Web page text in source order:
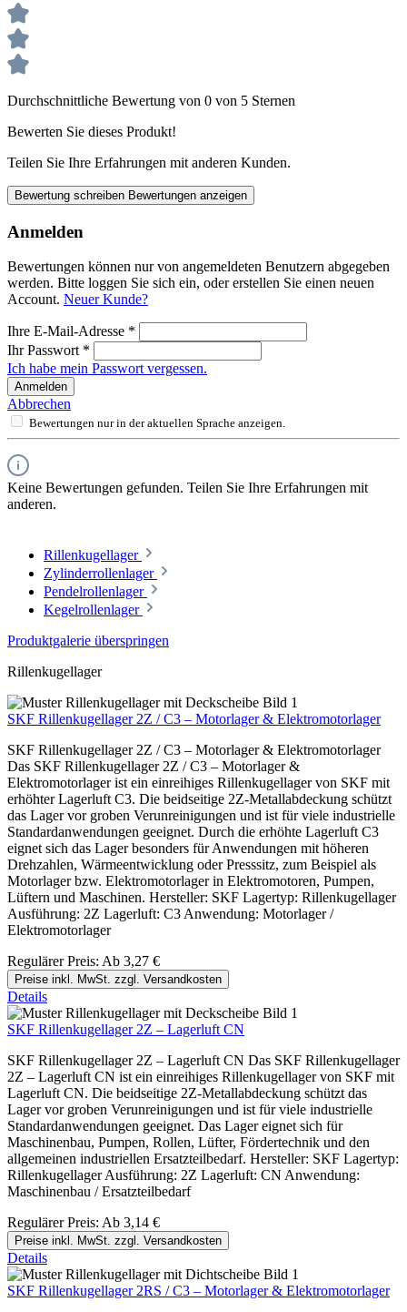
Durchschnittliche Bewertung von 0 von 5 Sternen
Bewerten Sie dieses Produkt!
Teilen Sie Ihre Erfahrungen mit anderen Kunden.
Bewertung schreiben Bewertungen anzeigen
Anmelden
Bewertungen können nur von angemeldeten Benutzern abgegeben
werden. Bitte loggen Sie sich ein, oder erstellen Sie einen neuen
Account. Neuer Kunde?
Ihre E-Mail-Adresse *
Ihr Passwort *
Ich habe mein Passwort vergessen.
Anmelden
Abbrechen
Bewertungen nur in der aktuellen Sprache anzeigen.
Keine Bewertungen gefunden. Teilen Sie Ihre Erfahrungen mit
anderen.
Rillenkugellager
Zylinderrollenlager
Pendelrollenlager
Kegelrollenlager
Produktgalerie überspringen
Rillenkugellager
SKF Rillenkugellager 2Z / C3 – Motorlager & Elektromotorlager
SKF Rillenkugellager 2Z / C3 – Motorlager & Elektromotorlager
Das SKF Rillenkugellager 2Z / C3 – Motorlager &
Elektromotorlager ist ein einreihiges Rillenkugellager von SKF mit
erhöhter Lagerluft C3. Die beidseitige 2Z-Metallabdeckung schützt
das Lager vor groben Verunreinigungen und ist für viele industrielle
Standardanwendungen geeignet. Durch die erhöhte Lagerluft C3
eignet sich das Lager besonders für Anwendungen mit höheren
Drehzahlen, Wärmeentwicklung oder Presssitz, zum Beispiel als
Motorlager bzw. Elektromotorlager in Elektromotoren, Pumpen,
Lüftern und Maschinen. Hersteller: SKF Lagertyp: Rillenkugellager
Ausführung: 2Z Lagerluft: C3 Anwendung: Motorlager /
Elektromotorlager
Regulärer Preis: Ab 3,27 €
Preise inkl. MwSt. zzgl. Versandkosten
Details
SKF Rillenkugellager 2Z – Lagerluft CN
SKF Rillenkugellager 2Z – Lagerluft CN Das SKF Rillenkugellager
2Z – Lagerluft CN ist ein einreihiges Rillenkugellager von SKF mit
Lagerluft CN. Die beidseitige 2Z-Metallabdeckung schützt das
Lager vor groben Verunreinigungen und ist für viele industrielle
Standardanwendungen geeignet. Das Lager eignet sich für
Maschinenbau, Pumpen, Rollen, Lüfter, Fördertechnik und den
allgemeinen industriellen Ersatzteilbedarf. Hersteller: SKF Lagertyp:
Rillenkugellager Ausführung: 2Z Lagerluft: CN Anwendung:
Maschinenbau / Ersatzteilbedarf
Regulärer Preis: Ab 3,14 €
Preise inkl. MwSt. zzgl. Versandkosten
Details
SKF Rillenkugellager 2RS / C3 – Motorlager & Elektromotorlager